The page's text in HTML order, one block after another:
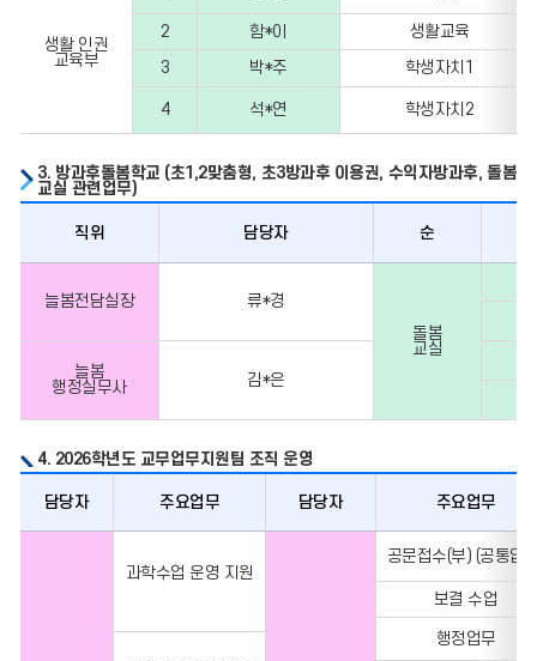
생활 인권
교육부
2 함*이
생활교육
3
박*주 학생자치1
4 석*연 학생자치2
3. 방과후돌봄학교 (초1,2맞춤형, 초3방과후 이용권, 수익자방과후, 돌봄
교실 관련업무)
담당자,
정보를
포함한
표입니다.
직위 담당자 순
늘봄전담실장
류*경
돌봄
교실
늘봄
행정실무사
김*은
4. 2026학년도 교무업무지원팀 조직 운영
담당자 주요업무 담당자 주요업무
과학수업 운영 지원
공문접수(부) (공통업
보결 수업
행정업무